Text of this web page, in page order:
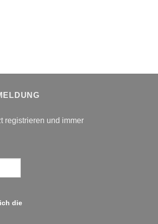
registrieren und immer
die